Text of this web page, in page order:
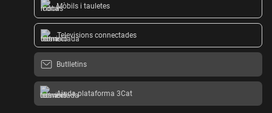
Mòbils i tauletes
Televisions connectades
Butlletins
Ajuda plataforma 3Cat